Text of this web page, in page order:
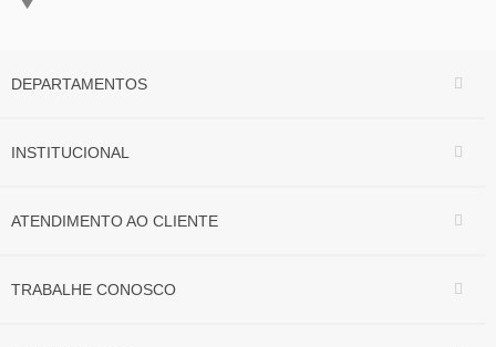
DEPARTAMENTOS
INSTITUCIONAL
ATENDIMENTO AO CLIENTE
TRABALHE CONOSCO